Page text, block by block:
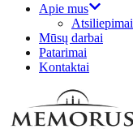
Apie mus
Atsiliepimai
Mūsų darbai
Patarimai
Kontaktai